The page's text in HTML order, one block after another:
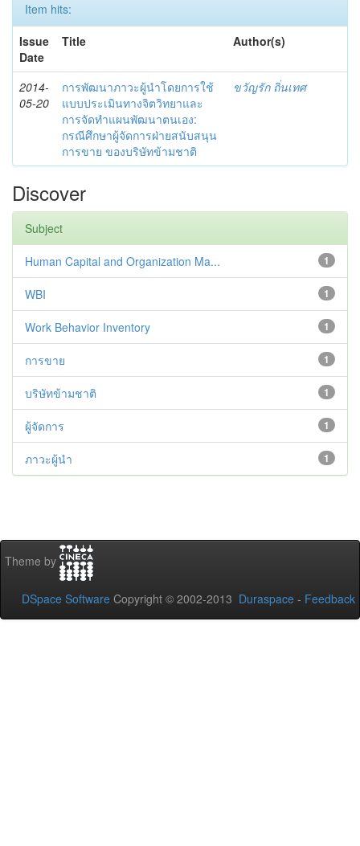
Item hits:
Issue
Date
Title Author(s)
2014-
05-20
การพัฒนาภาวะผู้นำโดยการใช้
แบบประเมินทางจิตวิทยาและ
การจัดทำแผนพัฒนาตนเอง:
กรณีศึกษาผู้จัดการฝ่ายสนับสนุน
การขาย ของบริษัทข้ามชาติ
ขวัญรัก ถิ่นเทศ
Discover
Subject
1
Human Capital and Organization Ma...
1
WBI
1
Work Behavior Inventory
1
การขาย
1
บริษัทข้ามชาติ
1
ผู้จัดการ
1
ภาวะผู้นำ
Theme by
DSpace Software Copyright © 2002-2013 Duraspace - Feedback